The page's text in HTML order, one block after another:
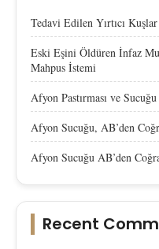
Tedavi Edilen Yırtıcı Kuşlar
Eski Eşini Öldüren İnfaz
Mahpus İstemi
Afyon Pastırması ve
Afyon Sucuğu, AB’den
Afyon Sucuğu AB’den
Recent